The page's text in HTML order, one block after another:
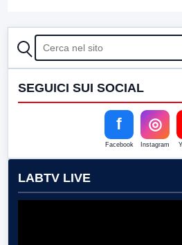
CERCA
SEGUICI SUI SOCIAL
f
Facebook
◎
Instagram
LABTV LIVE